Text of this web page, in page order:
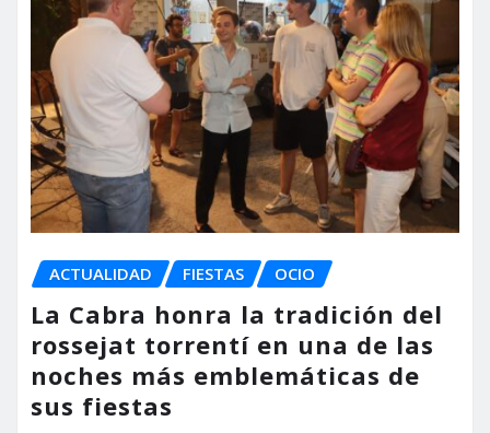
ACTUALIDAD FIESTAS OCIO
La Cabra honra la tradición del
rossejat torrentí en una de las
noches más emblemáticas de
sus fiestas